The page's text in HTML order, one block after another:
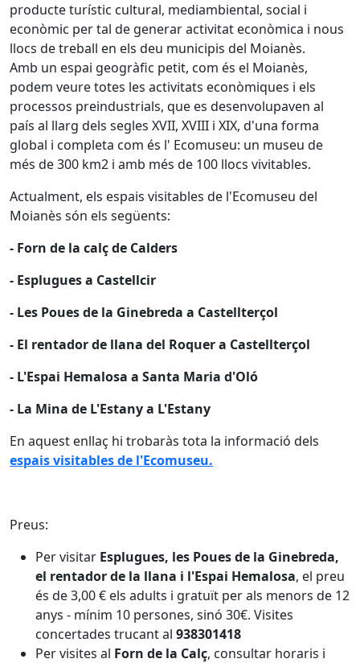
producte turístic cultural, mediambiental, social i
econòmic per tal de generar activitat econòmica i nous
llocs de treball en els deu municipis del Moianès.
Amb un espai geogràfic petit, com és el Moianès,
podem veure totes les activitats econòmiques i els
processos preindustrials, que es desenvolupaven al
país al llarg dels segles XVII, XVIII i XIX, d'una forma
global i completa com és l' Ecomuseu: un museu de
més de 300 km2 i amb més de 100 llocs vivitables.
Actualment, els espais visitables de l'Ecomuseu del
Moianès són els següents:
- Forn de la calç de Calders
- Esplugues a Castellcir
- Les Poues de la Ginebreda a Castellterçol
- El rentador de llana del Roquer a Castellterçol
- L'Espai Hemalosa a Santa Maria d'Oló
- La Mina de L'Estany a L'Estany
En aquest enllaç hi trobaràs tota la informació dels
espais visitables de l'Ecomuseu.
Preus:
Per visitar Esplugues, les Poues de la Ginebreda,
el rentador de la llana i l'Espai Hemalosa, el preu
és de 3,00 € els adults i gratuït per als menors de 12
anys - mínim 10 persones, sinó 30€. Visites
concertades trucant al 938301418
Per visites al Forn de la Calç, consultar horaris i